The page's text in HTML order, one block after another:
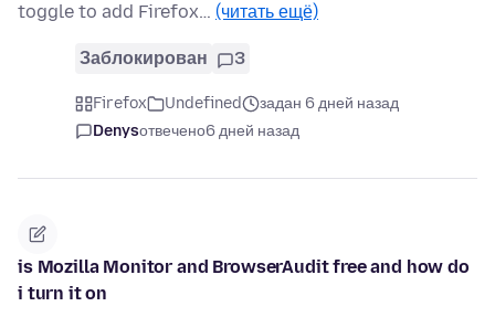
toggle to add Firefox… (читать ещё)
Заблокирован 3
Firefox Undefined
задан 6 дней назад
Denysотвечено6 дней назад
is Mozilla Monitor and BrowserAudit free and how do
i turn it on